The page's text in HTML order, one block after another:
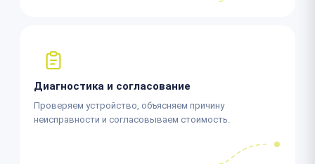
Диагностика и согласование
Проверяем устройство, объясняем причину
неисправности и согласовываем стоимость.